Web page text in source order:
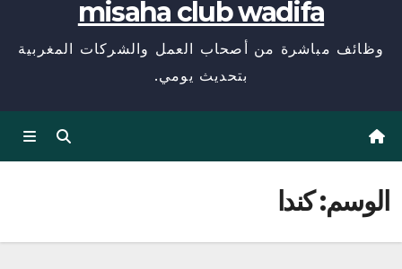
misaha club wadifa
وظائف مباشرة من أصحاب العمل والشركات المغربية
بتحديث يومي.
الوسم:كندا